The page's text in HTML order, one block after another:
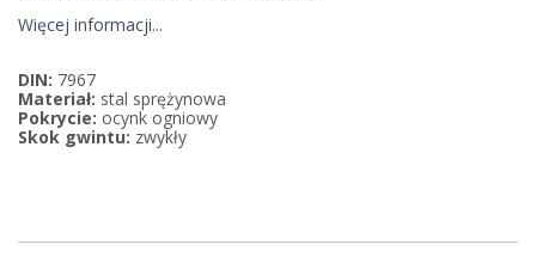
Więcej informacji...
DIN: 7967
Materiał: stal sprężynowa
Pokrycie: ocynk ogniowy
Skok gwintu: zwykły